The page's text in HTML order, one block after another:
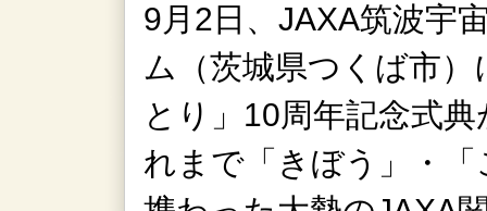
9月2日、JAXA筑波宇
ム（茨城県つくば市
とり」10周年記念式
れまで「きぼう」・